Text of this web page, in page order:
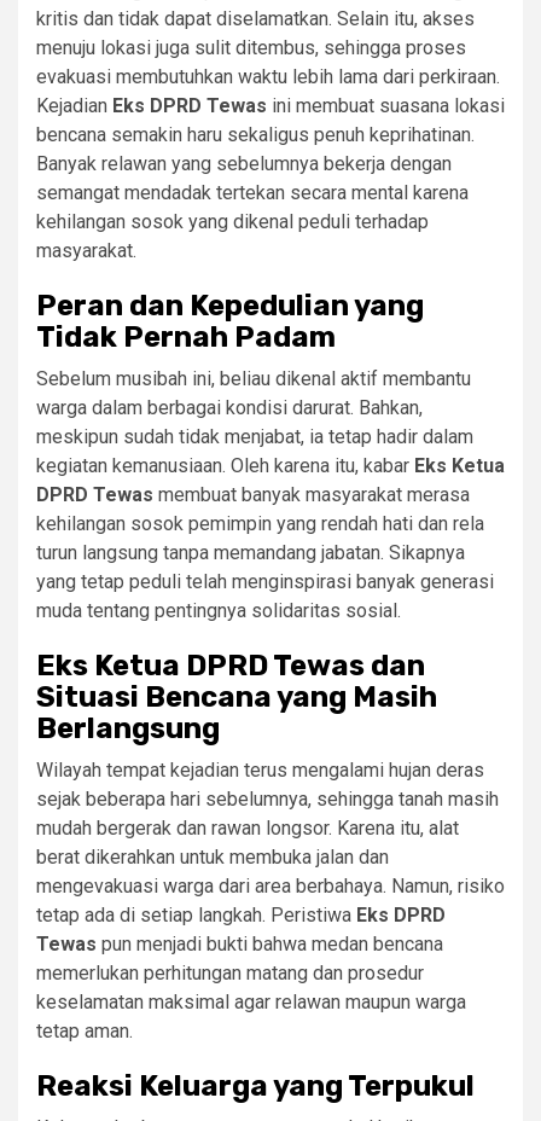
kritis dan tidak dapat diselamatkan. Selain itu, akses
menuju lokasi juga sulit ditembus, sehingga proses
evakuasi membutuhkan waktu lebih lama dari perkiraan.
Kejadian Eks DPRD Tewas ini membuat suasana lokasi
bencana semakin haru sekaligus penuh keprihatinan.
Banyak relawan yang sebelumnya bekerja dengan
semangat mendadak tertekan secara mental karena
kehilangan sosok yang dikenal peduli terhadap
masyarakat.
Peran dan Kepedulian yang
Tidak Pernah Padam
Sebelum musibah ini, beliau dikenal aktif membantu
warga dalam berbagai kondisi darurat. Bahkan,
meskipun sudah tidak menjabat, ia tetap hadir dalam
kegiatan kemanusiaan. Oleh karena itu, kabar Eks Ketua
DPRD Tewas membuat banyak masyarakat merasa
kehilangan sosok pemimpin yang rendah hati dan rela
turun langsung tanpa memandang jabatan. Sikapnya
yang tetap peduli telah menginspirasi banyak generasi
muda tentang pentingnya solidaritas sosial.
Eks Ketua DPRD Tewas dan
Situasi Bencana yang Masih
Berlangsung
Wilayah tempat kejadian terus mengalami hujan deras
sejak beberapa hari sebelumnya, sehingga tanah masih
mudah bergerak dan rawan longsor. Karena itu, alat
berat dikerahkan untuk membuka jalan dan
mengevakuasi warga dari area berbahaya. Namun, risiko
tetap ada di setiap langkah. Peristiwa Eks DPRD
Tewas pun menjadi bukti bahwa medan bencana
memerlukan perhitungan matang dan prosedur
keselamatan maksimal agar relawan maupun warga
tetap aman.
Reaksi Keluarga yang Terpukul